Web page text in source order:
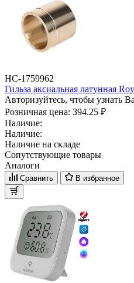
НС-1759962
Гильза аксиальная латунная
Авторизуйтесь, чтобы узнать
Розничная цена: 394.25 ₽
Наличие:
Наличие:
Наличие на складе
Сопутствующие товары
Аналоги
Сравнить В избранное